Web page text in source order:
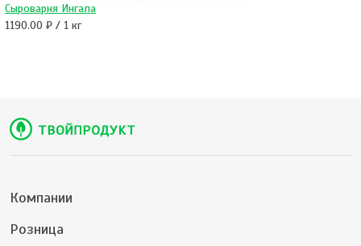
Сыроварня Ингала
1190.00 ₽ / 1 кг
Компании
Розница